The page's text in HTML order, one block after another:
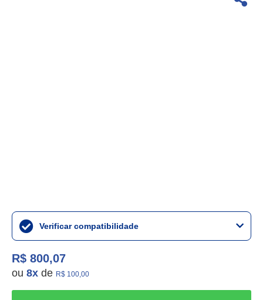
Verificar compatibilidade
R$ 800,07
ou 8x de R$ 100,00